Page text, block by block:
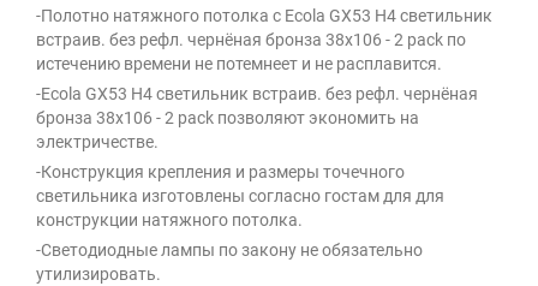
-Полотно натяжного потолка с Ecola GX53 H4 светильник
встраив. без рефл. чернёная бронза 38х106 - 2 pack по
истечению времени не потемнеет и не расплавится.
-Ecola GX53 H4 светильник встраив. без рефл. чернёная
бронза 38х106 - 2 pack позволяют экономить на
электричестве.
-Конструкция крепления и размеры точечного
светильника изготовлены согласно гостам для для
конструкции натяжного потолка.
-Светодиодные лампы по закону не обязательно
утилизировать.